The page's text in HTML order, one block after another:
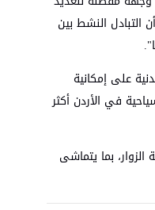
التبادل النشط بين
على إمكانية
في الأردن أكثر
بما يتماشى